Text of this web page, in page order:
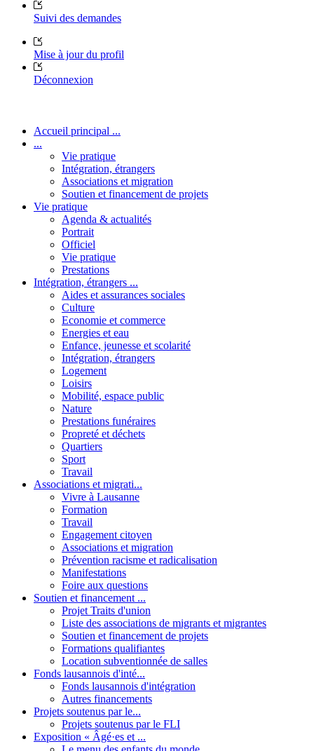
Suivi des demandes
Mise à jour du profil
Déconnexion
Accueil principal ...
...
Vie pratique
Intégration, étrangers
Associations et migration
Soutien et financement de projets
Vie pratique
Agenda & actualités
Portrait
Officiel
Vie pratique
Prestations
Intégration, étrangers ...
Aides et assurances sociales
Culture
Economie et commerce
Energies et eau
Enfance, jeunesse et scolarité
Intégration, étrangers
Logement
Loisirs
Mobilité, espace public
Nature
Prestations funéraires
Propreté et déchets
Quartiers
Sport
Travail
Associations et migrati...
Vivre à Lausanne
Formation
Travail
Engagement citoyen
Associations et migration
Prévention racisme et radicalisation
Manifestations
Foire aux questions
Soutien et financement ...
Projet Traits d'union
Liste des associations de migrants et migrantes
Soutien et financement de projets
Formations qualifiantes
Location subventionnée de salles
Fonds lausannois d'inté...
Fonds lausannois d'intégration
Autres financements
Projets soutenus par le...
Projets soutenus par le FLI
Exposition « Âgé·es et ...